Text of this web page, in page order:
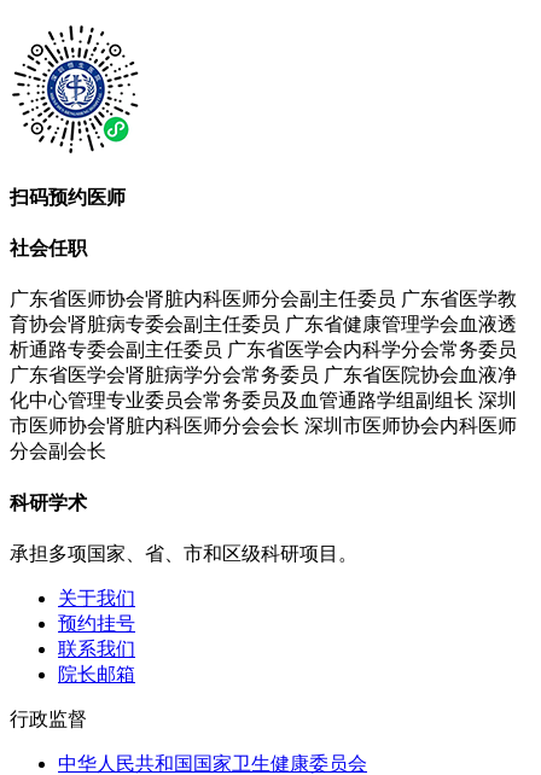
扫码预约医师
社会任职
广东省医师协会肾脏内科医师分会副主任委员 广东省医学教
育协会肾脏病专委会副主任委员 广东省健康管理学会血液透
析通路专委会副主任委员 广东省医学会内科学分会常务委员
广东省医学会肾脏病学分会常务委员 广东省医院协会血液净
化中心管理专业委员会常务委员及血管通路学组副组长 深圳
市医师协会肾脏内科医师分会会长 深圳市医师协会内科医师
分会副会长
科研学术
承担多项国家、省、市和区级科研项目。
关于我们
预约挂号
联系我们
院长邮箱
行政监督
中华人民共和国国家卫生健康委员会